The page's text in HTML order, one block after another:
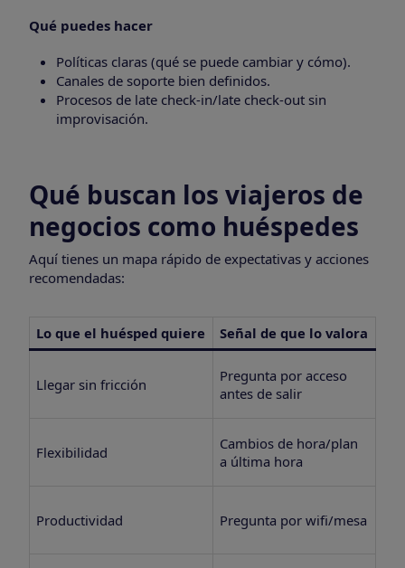
Qué puedes hacer
Políticas claras (qué se puede cambiar y cómo).
Canales de soporte bien definidos.
Procesos de late check-in/late check-out sin
improvisación.
Qué buscan los viajeros de
negocios como huéspedes
Aquí tienes un mapa rápido de expectativas y acciones
recomendadas:
Lo que el huésped quiere Señal de que lo valora
Llegar sin fricción
Pregunta por acceso
antes de salir
Flexibilidad
Cambios de hora/plan
a última hora
Productividad Pregunta por wifi/mesa